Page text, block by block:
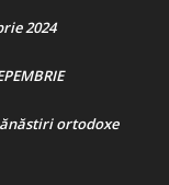
2024
ortodoxe